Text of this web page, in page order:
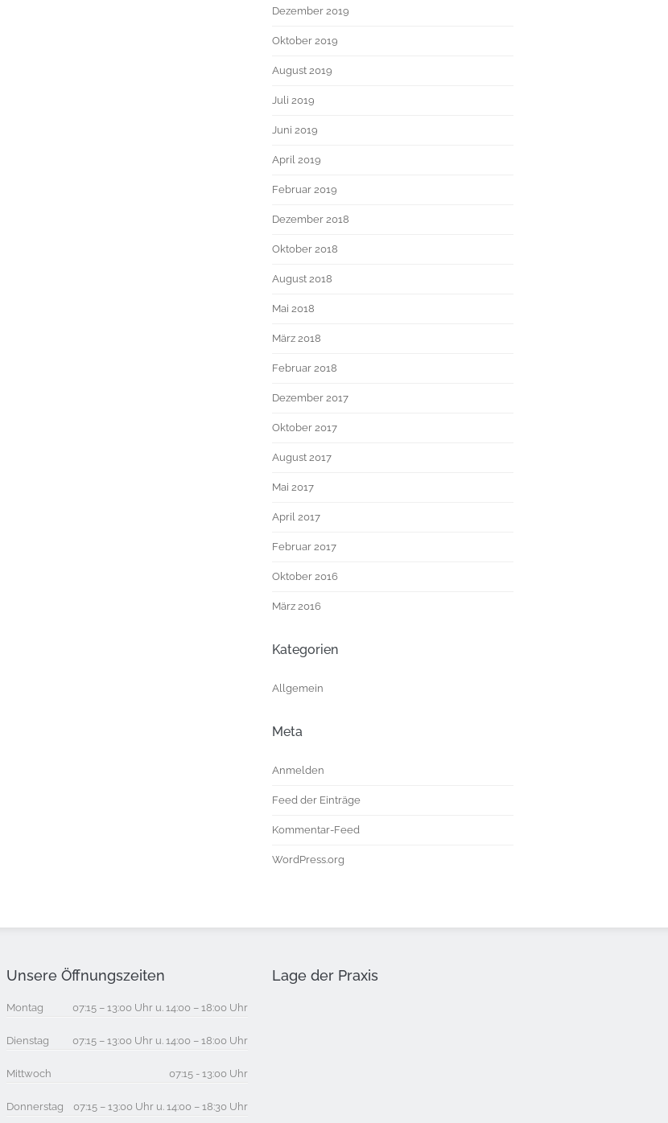
Dezember 2019
Oktober 2019
August 2019
Juli 2019
Juni 2019
April 2019
Februar 2019
Dezember 2018
Oktober 2018
August 2018
Mai 2018
März 2018
Februar 2018
Dezember 2017
Oktober 2017
August 2017
Mai 2017
April 2017
Februar 2017
Oktober 2016
März 2016
Kategorien
Allgemein
Meta
Anmelden
Feed der Einträge
Kommentar-Feed
WordPress.org
Unsere Öffnungszeiten
Montag 07:15 – 13:00 Uhr u. 14:00 – 18:00 Uhr
Dienstag 07:15 – 13:00 Uhr u. 14:00 – 18:00 Uhr
Mittwoch 07:15 - 13:00 Uhr
Donnerstag 07:15 – 13:00 Uhr u. 14:00 – 18:30 Uhr
Lage der Praxis